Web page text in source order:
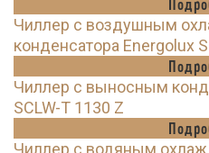
Чиллер с воздушным
конденсатора Energolux
Чиллер с выносным
SCLW-T 1130 Z
Чиллер с водяным